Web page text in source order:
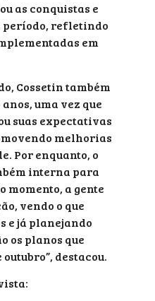
as conquistas e
período, refletindo
em
Cossetin também
uma vez que
suas expectativas
melhorias
Por enquanto, o
interna para
momento, a gente
vendo o que
e já planejando
os planos que
destacou.